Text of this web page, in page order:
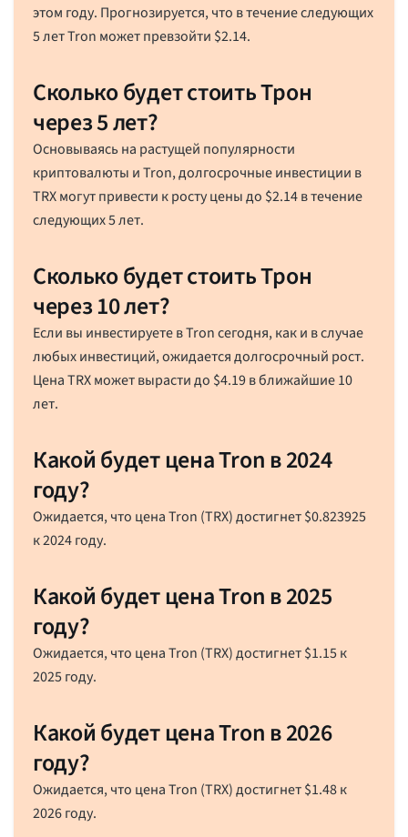
этом году. Прогнозируется, что в течение следующих
5 лет Tron может превзойти $2.14.
Сколько будет стоить Трон
через 5 лет?
Основываясь на растущей популярности
криптовалюты и Tron, долгосрочные инвестиции в
TRX могут привести к росту цены до $2.14в течение
следующих 5 лет.
Сколько будет стоить Трон
через 10 лет?
Если вы инвестируете в Tron сегодня, как и в случае
любых инвестиций, ожидается долгосрочный рост.
Цена TRX может вырасти до $4.19в ближайшие 10
лет.
Какой будет цена Tron в 2024
году?
Ожидается, что цена Tron (TRX) достигнет$0.823925
к 2024 году.
Какой будет цена Tron в 2025
году?
Ожидается, что цена Tron (TRX) достигнет$1.15к
2025 году.
Какой будет цена Tron в 2026
году?
Ожидается, что цена Tron (TRX) достигнет$1.48к
2026 году.